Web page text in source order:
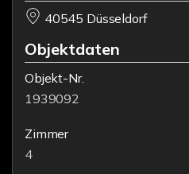
40545 Düsseldorf
Objektdaten
Objekt-Nr.
1939092
Zimmer
4